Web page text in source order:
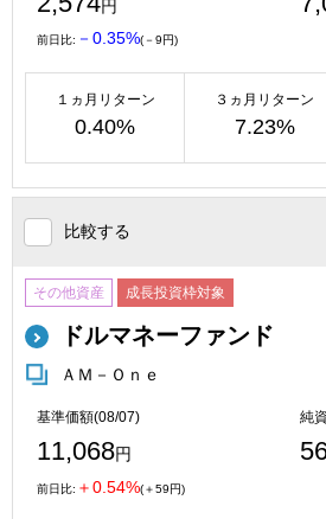
円
前日比: －0.35%(－9円)
１ヵ月リターン
0.40%
３ヵ月リターン
7.23%
比較する
その他資産 成長投資枠対象
ドルマネーファンド
ＡＭ－Ｏｎｅ
基準価額(08/07)
11,068円
純
前日比: ＋0.54%(＋59円)